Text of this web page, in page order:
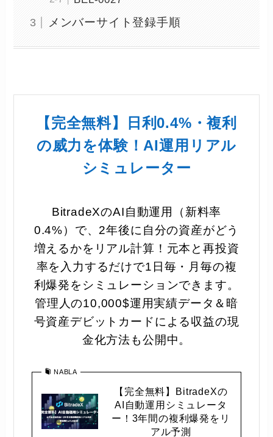
メンバーサイト登録手順
【完全無料】日利0.4%・複利
の威力を体験！AI運用リアル
シミュレーター
BitradeXのAI自動運用（新料率
0.4%）で、2年後に自分の資産がどう
増えるかをリアル計算！元本と再投資
率を入力するだけで1日毎・月毎の複
利爆発をシミュレーションできます。
管理人の10,000$運用実績データ＆暗
号資産デビットカードによる収益の現
金化方法も公開中。
NABLA
【完全無料】BitradeXの
AI自動運用シミュレータ
ー！3年間の複利爆発をリ
アル予測